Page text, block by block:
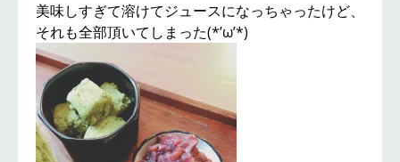
美味しすぎて溶けてジュースになっちゃったけど、
それも全部頂いてしまった(*’ω’*)